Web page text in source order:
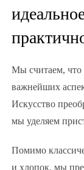
Мы считаем,
важнейших
Искусство
мы уделяем
Помимо
и хлопок, мы